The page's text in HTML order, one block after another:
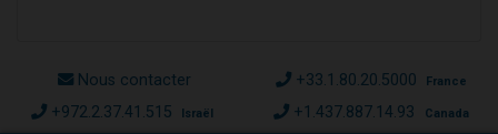
Nous contacter +33.1.80.20.5000 France
+972.2.37.41.515 Israël +1.437.887.14.93 Canada